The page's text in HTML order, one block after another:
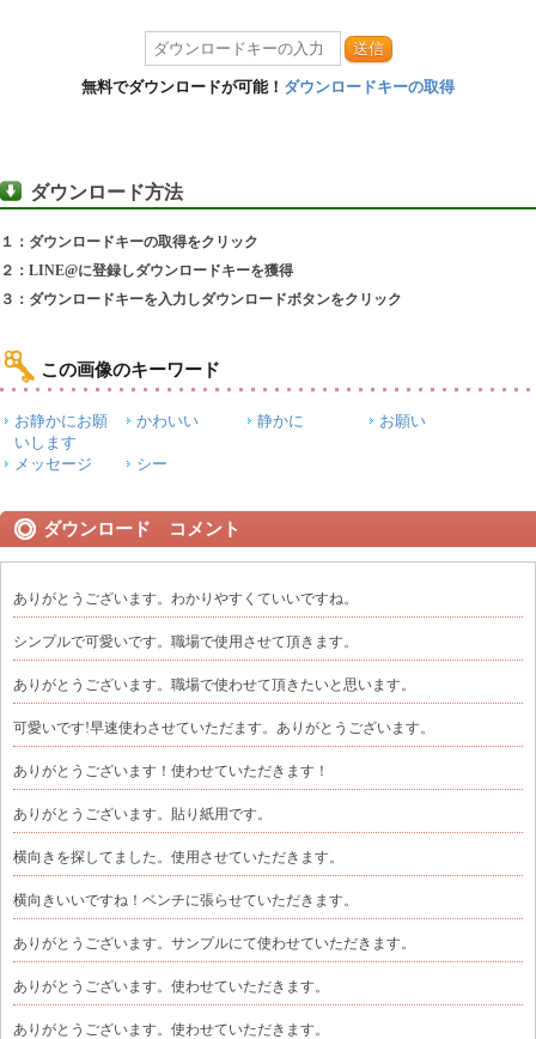
送信
無料でダウンロードが可能！ ダウンロードキーの取得
ダウンロード方法
１：ダウンロードキーの取得をクリック
２：LINE@に登録しダウンロードキーを獲得
３：ダウンロードキーを入力しダウンロードボタンをクリック
この画像のキーワード
お静かにお願
いします
かわいい 静かに お願い
メッセージ シー
ダウンロード コメント
ありがとうございます。わかりやすくていいですね。
シンプルで可愛いです。職場で使用させて頂きます。
ありがとうございます。職場で使わせて頂きたいと思います。
可愛いです!早速使わさせていただます。ありがとうございます。
ありがとうございます！使わせていただきます！
ありがとうございます。貼り紙用です。
横向きを探してました。使用させていただきます。
横向きいいですね！ベンチに張らせていただきます。
ありがとうございます。サンプルにて使わせていただきます。
ありがとうございます。使わせていただきます。
ありがとうございます。使わせていただきます。